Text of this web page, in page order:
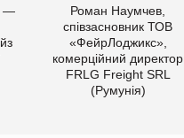
—
Роман Наумчев,
співзасновник ТОВ
«ФейрЛоджикс»,
комерційний директор
FRLG Freight SRL
(Румунія)